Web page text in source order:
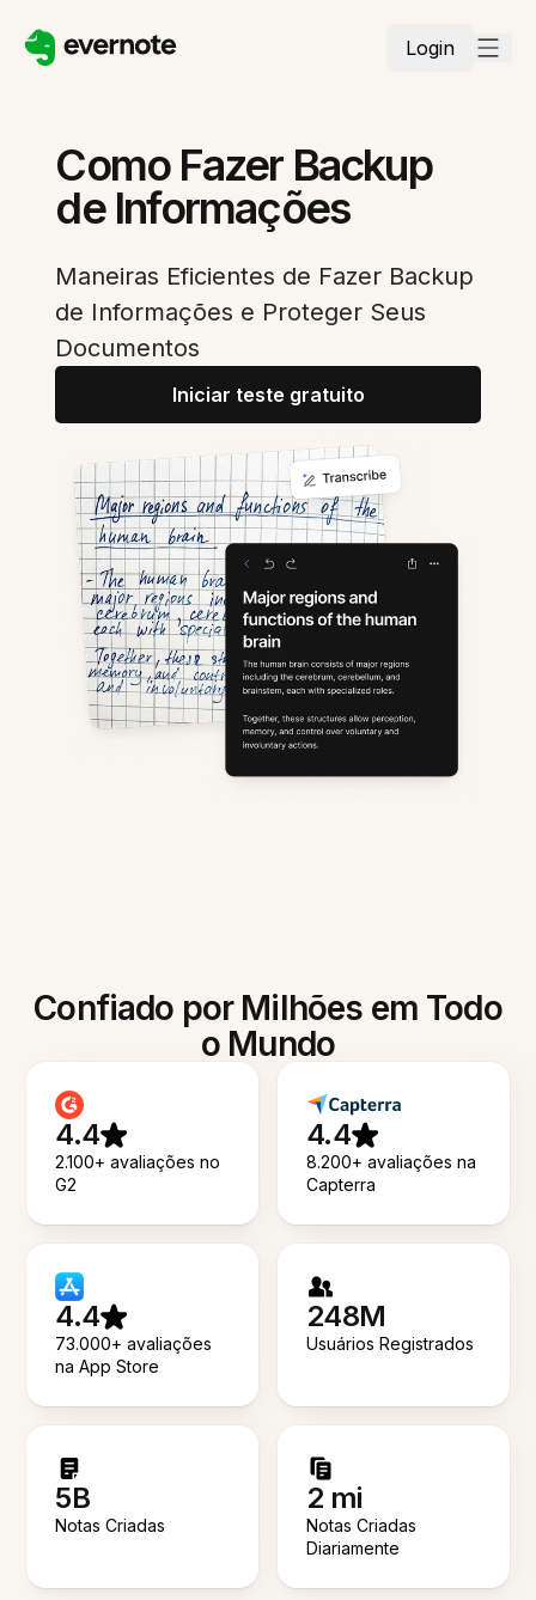
Login
Como Fazer Backup
de Informações
Maneiras Eficientes de Fazer Backup
de Informações e Proteger Seus
Documentos
Iniciar teste gratuito
Confiado por Milhões em Todo
o Mundo
4.4
2.100+ avaliações no
G2
4.4
8.200+ avaliações na
Capterra
4.4
73.000+ avaliações
na App Store
248M
Usuários Registrados
5B
Notas Criadas
2 mi
Notas Criadas
Diariamente